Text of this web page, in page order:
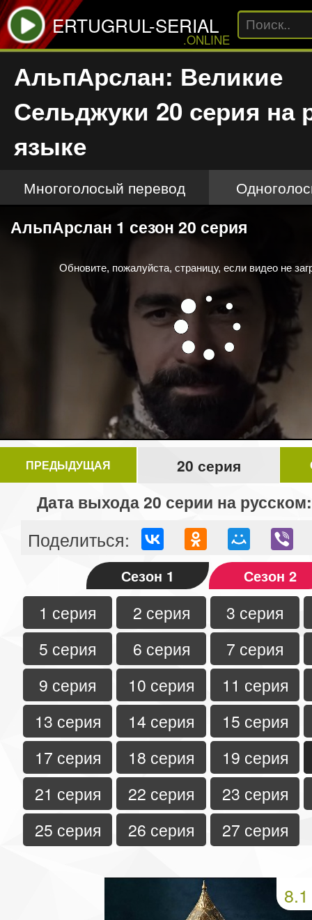
ERTUGRUL-SERIAL
.ONLINE
АльпАрслан: Великие
Сельджуки 20 серия на
языке
Многоголосый перевод
АльпАрслан 1 сезон 20 серия
modal
Обновите, пожалуйста, страницу, если видео не
ПРЕДЫДУЩАЯ 20 серия
Дата выхода 20 серии на
Поделиться:
Сезон 1 Сезон 2
1 серия 2 серия
3 серия
5 серия
6 серия
7 серия
9 серия
10 серия
11 серия
13 серия
14 серия
15 серия
17 серия
18 серия
19 серия
21 серия
22 серия
23 серия
25 серия
26 серия 27 серия
8.1